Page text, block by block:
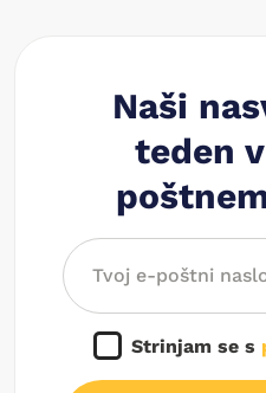
Naši
teden
Strinjam se s